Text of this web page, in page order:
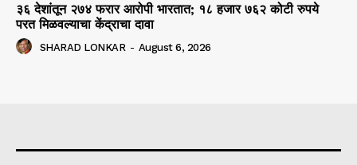
३६ देशांतून २७४ फरार आरोपी भारतात; १८ हजार ७६२ कोटी रुपये
परत मिळवल्याचा केंद्राचा दावा
SHARAD LONKAR - August 6, 2026